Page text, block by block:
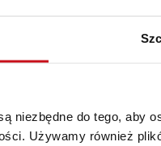
niezbędne do tego, aby
Używamy również